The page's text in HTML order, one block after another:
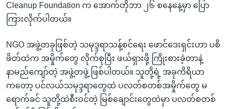
Cleanup Foundation က အောက်တိုဘာ ၂၆ စနေနေ့မှာ ပြော
ကြားလိုက်ပါတယ်။
NGO အဖွဲ့တခုဖြစ်တဲ့ သမုဒ္ဒရာသန့်စင်ရေး ဖောင်ဒေးရှင်းဟာ ပစိ
ဖိတ်ထဲက အမှိုက်တွေ လိုက်စုပြီး ဖယ်ရှားဖို့ ကြိုးစားခဲ့တာနဲ့
နာမည်ကျော်တဲ့ အဖွဲ့တဖွဲ့ ဖြစ်ပါတယ်။ သူတို့ရဲ့ အခုကိရိယာ
ကတော့ ပင်လယ်သမုဒ္ဒရာတွေထဲ ပလတ်စတစ်အမှိုက်တွေ မ
ရောက်ခင် သူတို့ထဲစီးဝင်တဲ့ မြစ်ချောင်းတွေထဲမှာ ပလတ်စတစ်